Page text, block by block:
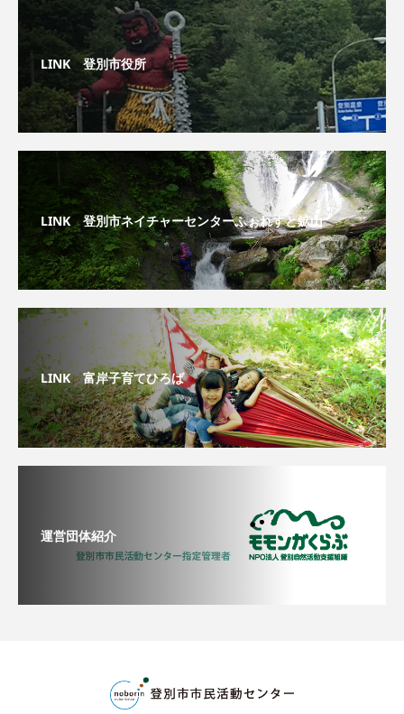
LINK 登別市役所
LINK 登別市ネイチャーセンターふぉれすと鉱山
LINK 富岸子育てひろば
運営団体紹介